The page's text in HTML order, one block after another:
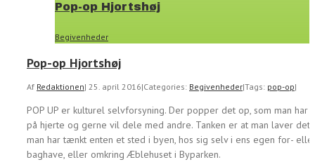
Pop-op Hjortshøj
Begivenheder
Pop-op Hjortshøj
Af Redaktionen| 25. april 2016|Categories: Begivenheder|Tags: pop-op|
POP UP er kulturel selvforsyning. Der popper det op, som man har
på hjerte og gerne vil dele med andre. Tanken er at man laver det
man har tænkt enten et sted i byen, hos sig selv i ens egen for-
baghave, eller omkring Æblehuset i Byparken.